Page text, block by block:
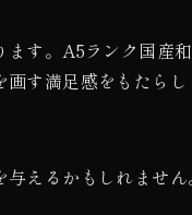
ます。A5ランク国産和
す満足感をもたら
与えるかもしれませ